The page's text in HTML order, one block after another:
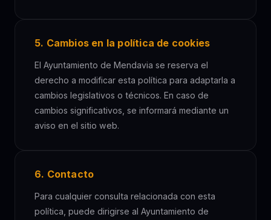
5. Cambios en la política de cookies
El Ayuntamiento de Mendavia se reserva el
derecho a modificar esta política para adaptarla a
cambios legislativos o técnicos. En caso de
cambios significativos, se informará mediante un
aviso en el sitio web.
6. Contacto
Para cualquier consulta relacionada con esta
política, puede dirigirse al Ayuntamiento de